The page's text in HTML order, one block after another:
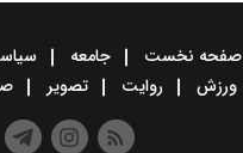
صفحه نخست جامعه
ورزش
روایت تصویر